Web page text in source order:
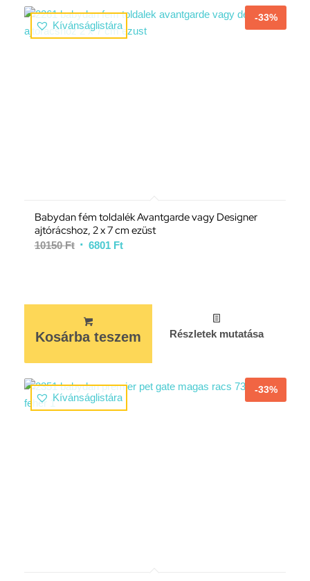
Kívánságlistára
-33%
Babydan fém toldalék Avantgarde vagy Designer
ajtórácshoz, 2 x 7 cm ezüst
10150Ft 6801 Ft
Kosárba teszem Részletek mutatása
Kívánságlistára
-33%